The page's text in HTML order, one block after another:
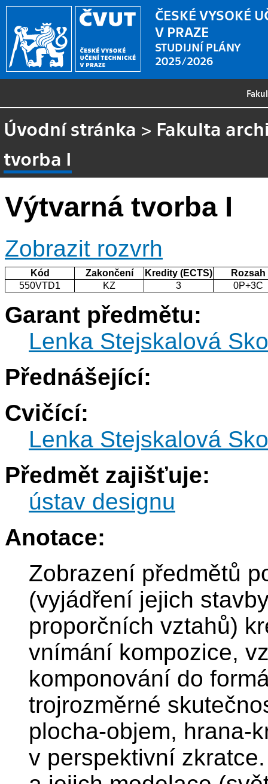
ČESKÉ VYSOKÉ
V PRAZE
STUDIJNÍ PLÁNY
2025/2026
Úvodní stránka > Fakulta
tvorba I
Výtvarná tvorba I
Zobrazit rozvrh
Kód Zakončení Kredity (ECTS)
Rozsah
550VTD1
KZ 3 0P+3C
Garant předmětu:
Lenka Stejskalová
Přednášející:
Cvičící:
Lenka Stejskalová
Předmět zajišťuje:
ústav designu
Anotace:
Zobrazení předmětů
(vyjádření jejich
proporčních vztahů)
vnímání kompozice,
komponování do
trojrozměrné
plocha-objem, hrana-
v perspektivní